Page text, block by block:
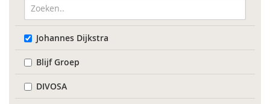
Johannes Dijkstra
Blijf Groep
DIVOSA